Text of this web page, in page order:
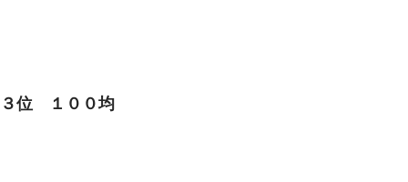
３位 １００均